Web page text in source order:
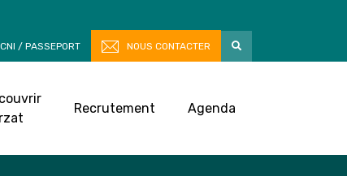
/ PASSEPORT NOUS CONTACTER
Recrutement Agenda